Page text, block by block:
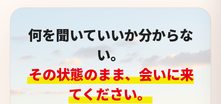
何を聞いていいか分からな
い。
その状態のまま、会いに来
てください。